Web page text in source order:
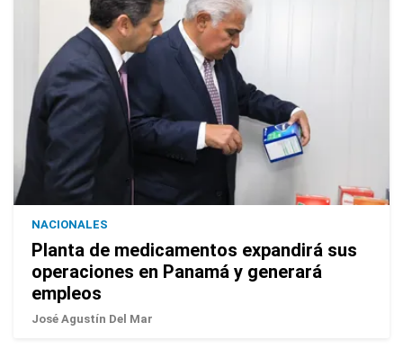
NACIONALES
Planta de medicamentos expandirá sus
operaciones en Panamá y generará
empleos
José Agustín Del Mar